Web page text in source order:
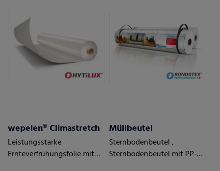
Tropf-Eigenschaften
wepelen® Climastretch
Leistungsstarke
Ernteverfrühungsfolie mit
Müllbeutel
Sternbodenbeutel ,
Sternbodenbeutel mit PP-